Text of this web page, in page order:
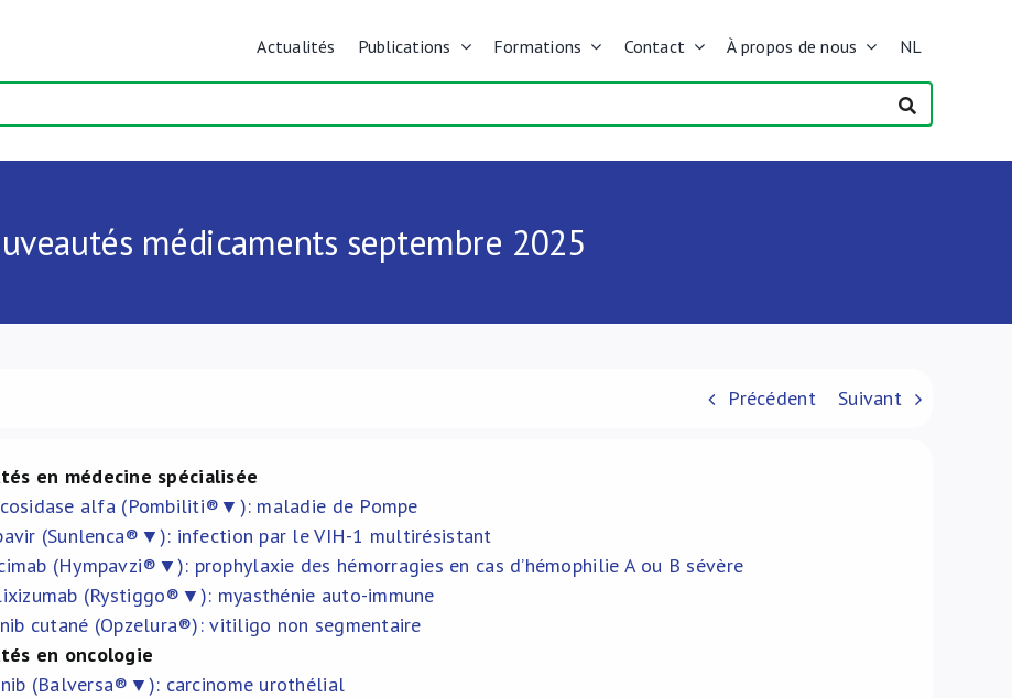
Actualités Publications Formations Contact À propos de nous NL
médicaments septembre 2025
Précédent Suivant
en médecine spécialisée
alfa (Pombiliti®▼): maladie de Pompe
(Sunlenca®▼): infection par le VIH-1 multirésistant
(Hympavzi®▼): prophylaxie des hémorragies en cas d’hémophilie A ou B sévère
(Rystiggo®▼): myasthénie auto-immune
cutané (Opzelura®): vitiligo non segmentaire
en oncologie
(Balversa®▼): carcinome urothélial